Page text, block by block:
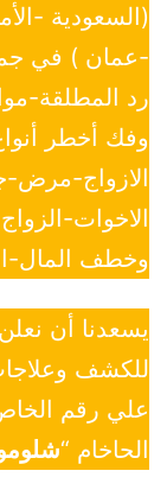
(السعودية -
-عمان ) في
رد المطلقة-
وفك أخطر
الازواج-
الاخوات-
وخطف المال-
يسعدنا أن
للكشف
علي رقم
الحاخام “